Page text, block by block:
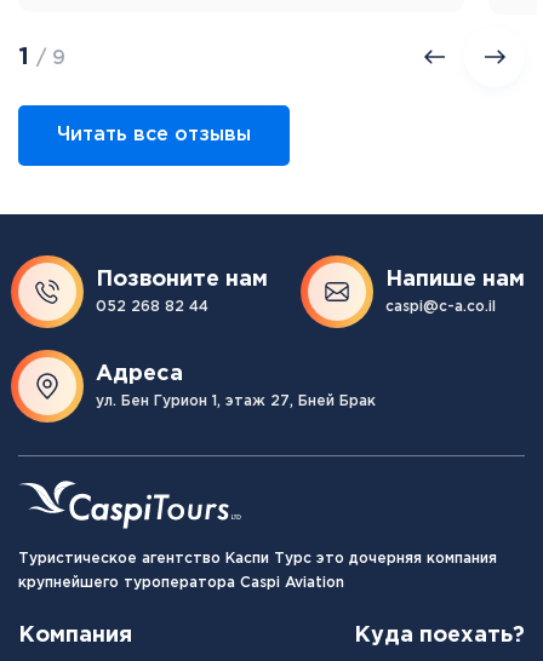
1 / 9
Читать все отзывы
Позвоните нам
052 268 82 44
Напише нам
caspi@c-a.co.il
Адреса
ул. Бен Гурион 1, этаж 27, Бней Брак
Туристическое агентство Каспи Турс это дочерняя компания
крупнейшего туроператора Caspi Aviation
Компания Куда поехать?